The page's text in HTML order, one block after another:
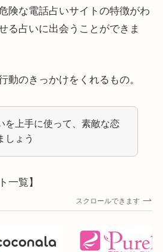
険な電話占いサイトの特徴がわ
る占いに出会うことができま
動のきっかけをくれるもの。
を上手に使って、素敵な恋
しょう
一覧】
スクロールできます